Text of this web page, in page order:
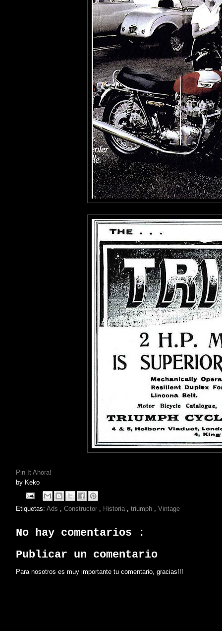
Pin It Ahora!
by Keko
Etiquetas: Ads Constructor Historia triumph Vintage
No hay comentarios :
Publicar un comentario
Para nosotros es muy importante tu comentario, gracias!!!